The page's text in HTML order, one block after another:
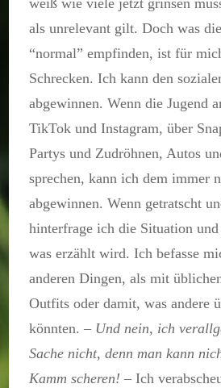
weiß wie viele jetzt grinsen
als unrelevant gilt. Doch was
“normal” empfinden, ist für
Schrecken. Ich kann den
abgewinnen. Wenn die Jugend
TikTok und Instagram, über
Partys und Zudröhnen, Autos
sprechen, kann ich dem immer
abgewinnen. Wenn getratscht
hinterfrage ich die Situation
was erzählt wird. Ich befasse
anderen Dingen, als mit
Outfits oder damit, was andere
könnten. – Und nein, ich
Sache nicht, denn man kann
Kamm scheren! – Ich